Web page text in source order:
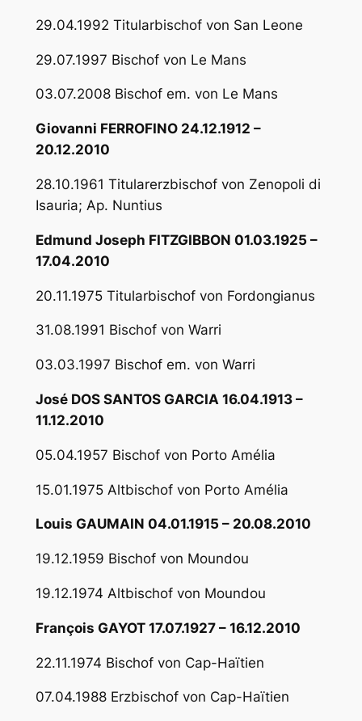
29.04.1992 Titularbischof von San Leone
29.07.1997 Bischof von Le Mans
03.07.2008 Bischof em. von Le Mans
Giovanni FERROFINO 24.12.1912 –
20.12.2010
28.10.1961 Titularerzbischof von Zenopoli di
Isauria; Ap. Nuntius
Edmund Joseph FITZGIBBON 01.03.1925 –
17.04.2010
20.11.1975 Titularbischof von Fordongianus
31.08.1991 Bischof von Warri
03.03.1997 Bischof em. von Warri
José DOS SANTOS GARCIA 16.04.1913 –
11.12.2010
05.04.1957 Bischof von Porto Amélia
15.01.1975 Altbischof von Porto Amélia
Louis GAUMAIN 04.01.1915 – 20.08.2010
19.12.1959 Bischof von Moundou
19.12.1974 Altbischof von Moundou
François GAYOT 17.07.1927 – 16.12.2010
22.11.1974 Bischof von Cap-Haïtien
07.04.1988 Erzbischof von Cap-Haïtien